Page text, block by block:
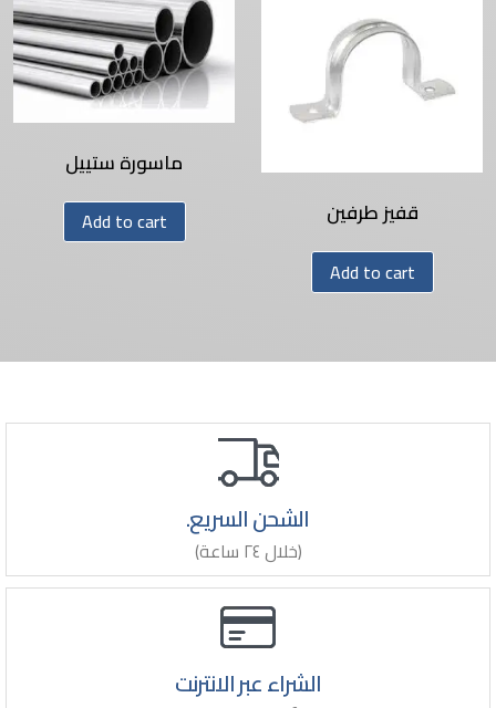
قفيز طرفين
Add to cart
ماسورة ستييل
Add to cart
الشحن السريع.
(خلال ٢٤ ساعة)
الشراء عبر الانترنت